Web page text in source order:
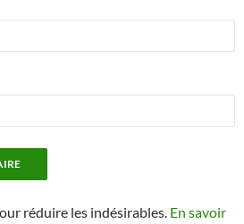
réduire les indésirables. En savoir